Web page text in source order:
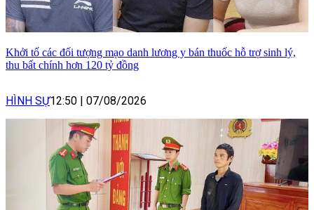
Khởi tố các đối tượng mạo danh lương y bán thuốc hỗ trợ sinh lý,
thu bất chính hơn 120 tỷ đồng
HÌNH SỰ12:50 | 07/08/2026